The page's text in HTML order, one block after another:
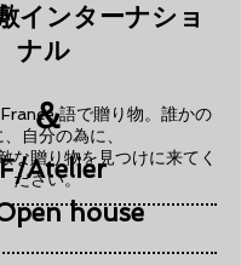
インターナショ
ナル
語で贈り物。誰かの
自分の為に、
な贈り物を見つけに来てく
ださい。
​＆
Atelier
house